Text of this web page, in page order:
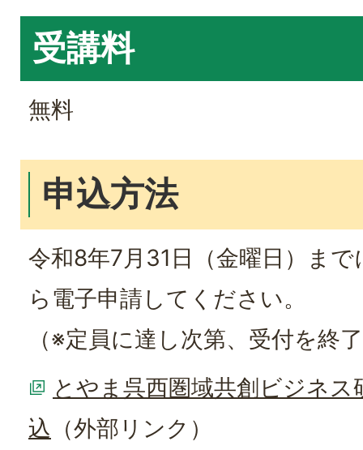
受講料
無料
申込方法
令和8年7月31日（金曜日）ま
ら電子申請してください。
（※定員に達し次第、受付を終
とやま呉西圏域共創ビジネ
込 （外部リンク）